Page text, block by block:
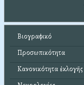
Βιογραφικό
Προσωπικότητα
Κανονικότητα ἐκλογῆς